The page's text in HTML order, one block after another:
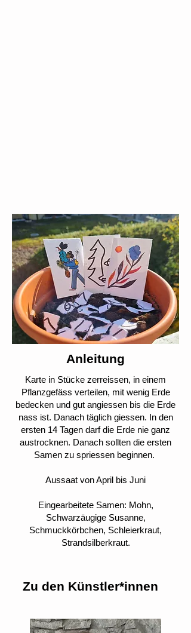
Anleitung
Karte in Stücke zerreissen, in einem
Pflanzgefäss verteilen, mit wenig Erde
bedecken und gut angiessen bis die Erde
nass ist. Danach täglich giessen. In den
ersten 14 Tagen darf die Erde nie ganz
austrocknen. Danach sollten die ersten
Samen zu spriessen beginnen.
Aussaat von April bis Juni
Eingearbeitete Samen: Mohn,
Schwarzäugige Susanne,
Schmuckkörbchen, Schleierkraut,
Strandsilberkraut.
Zu den Künstler*innen